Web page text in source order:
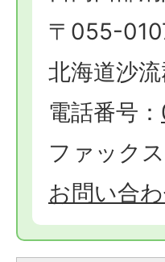
〒055-
北海道沙
電話番号：
ファックス
お問い合